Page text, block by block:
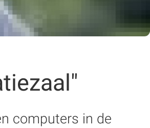
computers in de